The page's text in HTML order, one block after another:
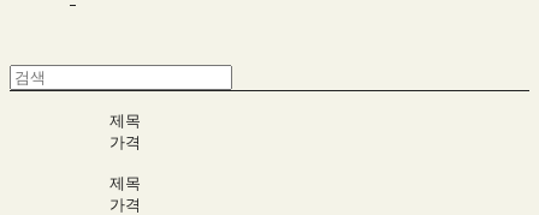
제목
가격
제목
가격